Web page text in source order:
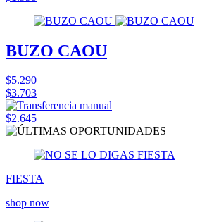
BUZO CAOU
$5.290
$3.703
$2.645
FIESTA
shop now